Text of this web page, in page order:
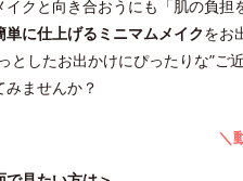
イクと向き合おうにも「肌の負担
単に仕上げるミニマムメイクをお
としたお出かけにぴったりな”
みませんか？
＼